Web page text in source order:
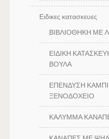
Ειδικες κατασκευες
ΒΙΒΛΙΟΘΗΚΗ ΜΕ
ΕΙΔΙΚΗ
ΒΟΥΛΑ
ΕΠΕΝΔΥΣΗ
ΞΕΝΟΔΟΧΕΙΟ
ΚΑΛΥΜΜΑ